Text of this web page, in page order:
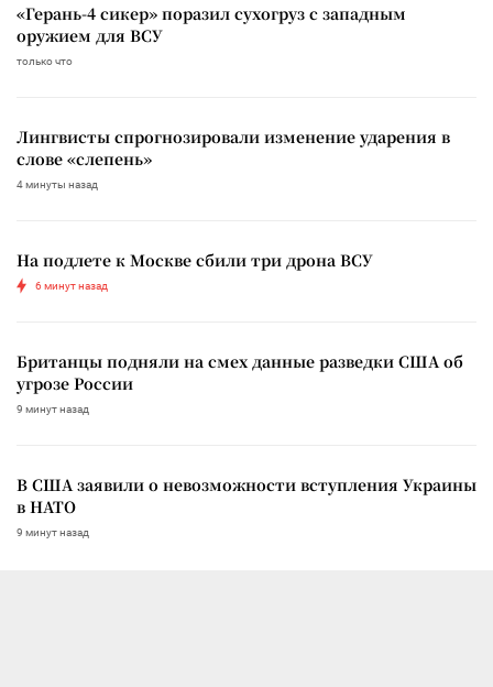
«Герань-4 сикер» поразил сухогруз с западным
оружием для ВСУ
только что
Лингвисты спрогнозировали изменение ударения в
слове «слепень»
4 минуты назад
На подлете к Москве сбили три дрона ВСУ
6 минут назад
Британцы подняли на смех данные разведки США об
угрозе России
9 минут назад
В США заявили о невозможности вступления Украины
в НАТО
9 минут назад